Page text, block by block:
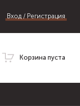
Вход / Регистрация
Корзина пуста